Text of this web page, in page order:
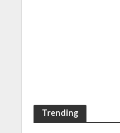
Trending